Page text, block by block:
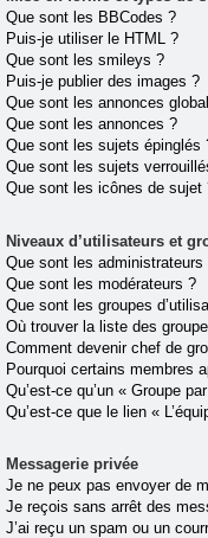
Que sont les BBCodes ?
Puis-je utiliser le HTML ?
Que sont les smileys ?
Puis-je publier des images ?
Que sont les annonces
Que sont les annonces ?
Que sont les sujets épinglés
Que sont les sujets
Que sont les icônes de sujet
Niveaux d’utilisateurs et
Que sont les administrateurs
Que sont les modérateurs ?
Que sont les groupes
Où trouver la liste des
Comment devenir chef de
Pourquoi certains membres
Qu’est-ce qu’un « Groupe
Qu’est-ce que le lien «
Messagerie privée
Je ne peux pas envoyer de
Je reçois sans arrêt des
J’ai reçu un spam ou un